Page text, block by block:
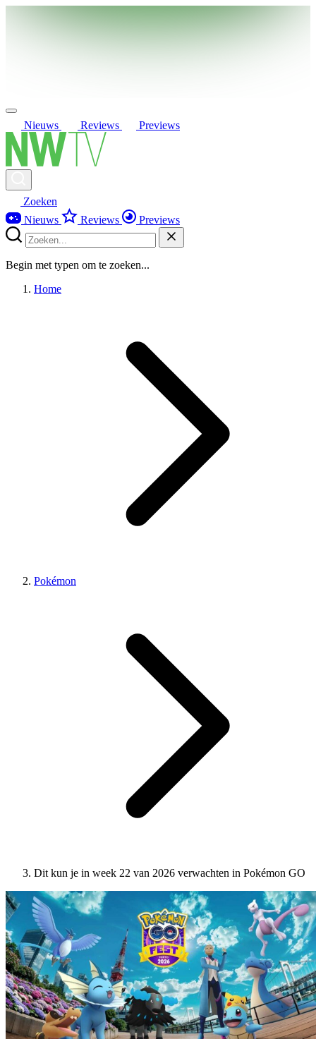
Nieuws Reviews Previews
Zoeken
Nieuws
Reviews Previews
Begin met typen om te zoeken...
Home
Pokémon
Dit kun je in week 22 van 2026 verwachten in Pokémon GO